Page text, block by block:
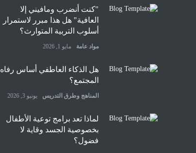
"كنت أنضرب ومافيني إلا
العافية" هل هذا مبرر لاستمرار
أسلوب التربية المتوارث؟
مواد عامة مايو 1, 2026
هل الذكاء العاطفي أساس رفاه
المجتمع؟
المناهج وطرق التدريس يونيو 3, 2026
لماذا تعد برامج توعية الأطفال
بخصوصية الجسد وقاية لا
فضول؟